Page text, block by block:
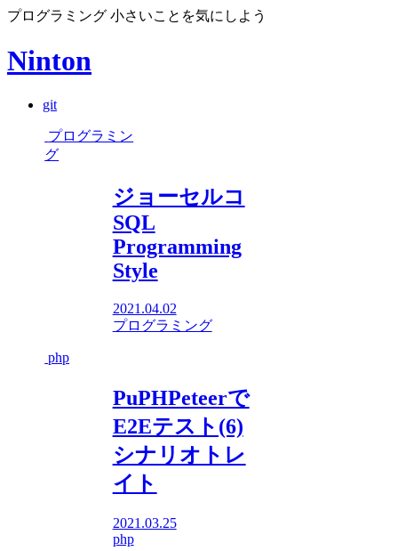
プログラミング 小さいことを気にしよう
Ninton
git
プログラミン
グ
ジョーセルコ
SQL
Programming
Style
2021.04.02
プログラミング
php
PuPHPeteerで
E2Eテスト(6)
シナリオトレ
イト
2021.03.25
php